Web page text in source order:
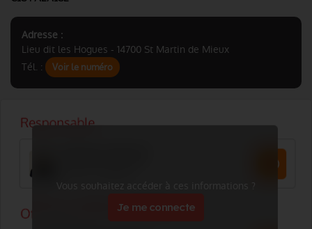
Adresse :
Lieu dit les Hogues - 14700 St Martin de Mieux
Tél. :
Voir le numéro
Vous souhaitez accéder à ces informations ?
Je me connecte